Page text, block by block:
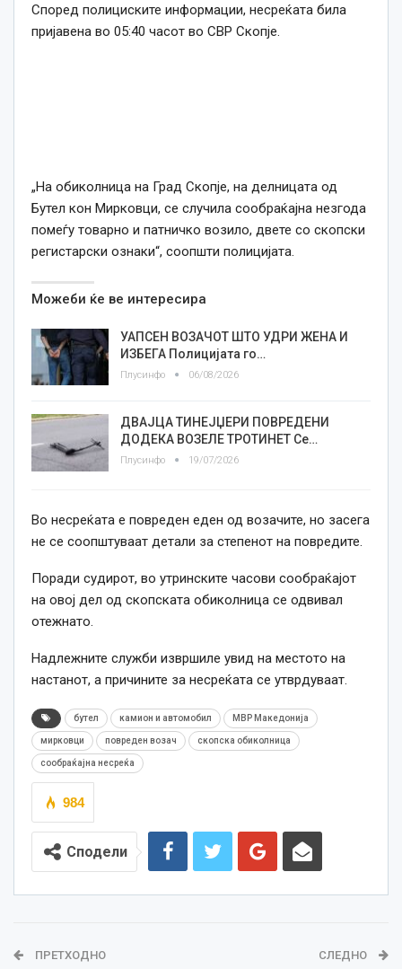
Според полициските информации, несреќата била
пријавена во 05:40 часот во СВР Скопје.
„На обиколница на Град Скопје, на делницата од
Бутел кон Мирковци, се случила сообраќајна незгода
помеѓу товарно и патничко возило, двете со скопски
регистарски ознаки“, соопшти полицијата.
Можеби ќе ве интересира
УАПСЕН ВОЗАЧОТ ШТО УДРИ ЖЕНА И
ИЗБЕГА Полицијата го…
Плусинфо 06/08/2026
ДВАЈЦА ТИНЕЈЏЕРИ ПОВРЕДЕНИ
ДОДЕКА ВОЗЕЛЕ ТРОТИНЕТ Се…
Плусинфо 19/07/2026
Во несреќата е повреден еден од возачите, но засега
не се соопштуваат детали за степенот на повредите.
Поради судирот, во утринските часови сообраќајот
на овој дел од скопската обиколница се одвивал
отежнато.
Надлежните служби извршиле увид на местото на
настанот, а причините за несреќата се утврдуваат.
бутел камион и автомобил МВР Македонија
мирковци повреден возач скопска обиколница
сообраќајна несреќа
984
Сподели
ПРЕТХОДНО СЛЕДНО